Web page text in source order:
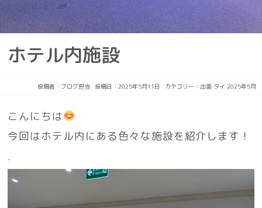
ホテル内施設
投稿者： ブログ担当 投稿日：2025年5月11日 カテゴリー： 出張 タイ 2025年5月
こんにちは
今回はホテル内にある色々な施設を紹介します！
.